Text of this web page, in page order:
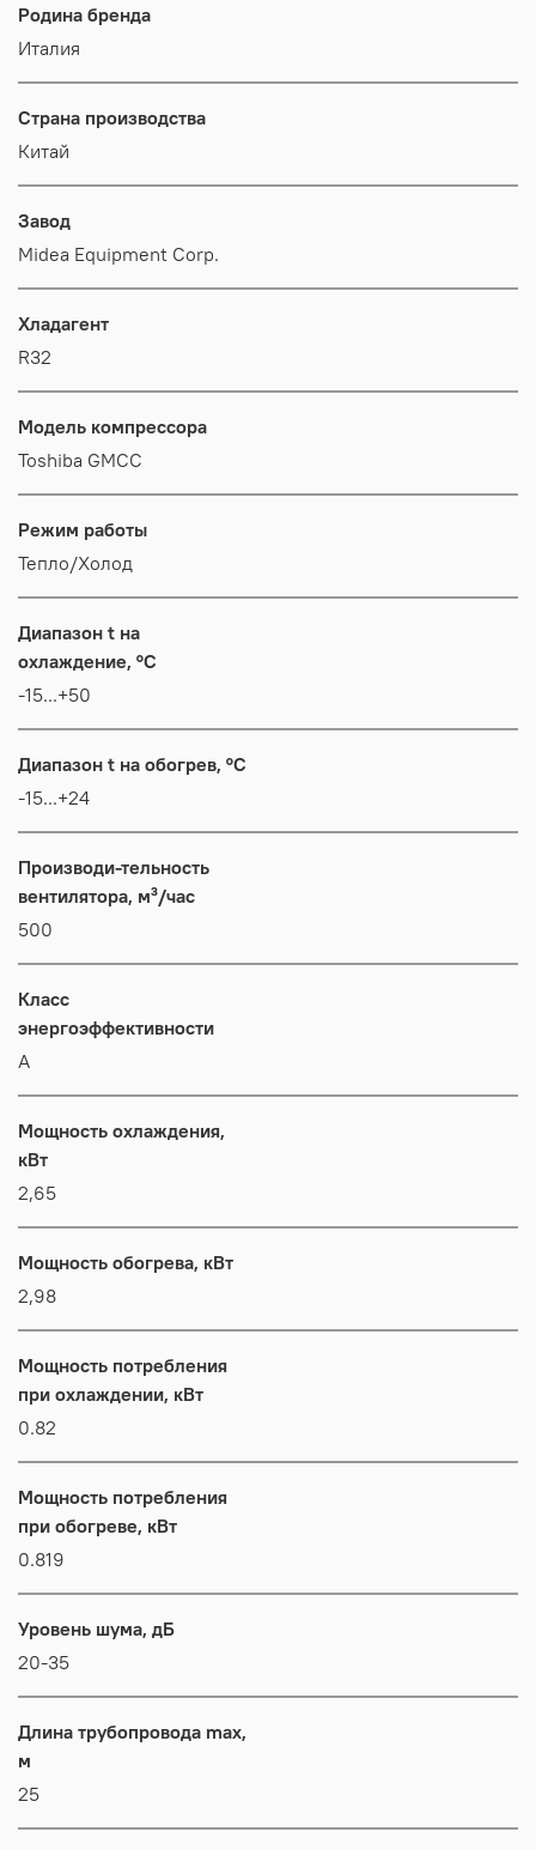
Родина бренда
Италия
Страна производства
Китай
Завод
Midea Equipment Corp.
Хладагент
R32
Модель компрессора
Toshiba GMCC
Режим работы
Тепло/Холод
Диапазон t на
охлаждение, °C
-15...+50
Диапазон t на обогрев, °C
-15...+24
Производи-тельность
вентилятора, м³/час
500
Класс
энергоэффективности
А
Мощность охлаждения,
кВт
2,65
Мощность обогрева, кВт
2,98
Мощность потребления
при охлаждении, кВт
0.82
Мощность потребления
при обогреве, кВт
0.819
Уровень шума, дБ
20-35
Длина трубопровода max,
м
25